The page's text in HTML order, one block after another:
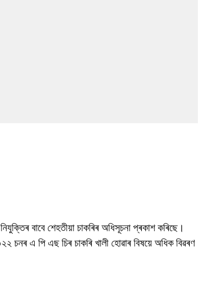
বাবে শেহতীয়া চাকৰিৰ অধিসূচনা প্ৰকাশ কৰিছে।
চনৰ এ পি এছ চিৰ চাকৰি খালী হোৱাৰ বিষয়ে অধিক বিৱৰণ